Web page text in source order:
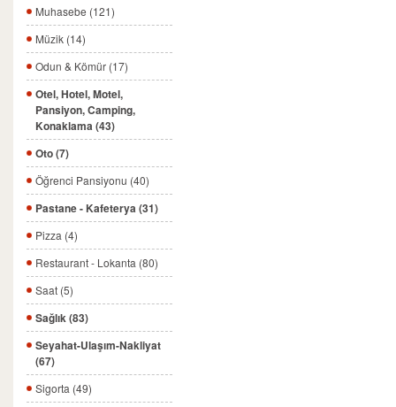
Muhasebe (121)
Müzik (14)
Odun & Kömür (17)
Otel, Hotel, Motel,
Pansiyon, Camping,
Konaklama (43)
Oto (7)
Öğrenci Pansiyonu (40)
Pastane - Kafeterya (31)
Pizza (4)
Restaurant - Lokanta (80)
Saat (5)
Sağlık (83)
Seyahat-Ulaşım-Nakliyat
(67)
Sigorta (49)